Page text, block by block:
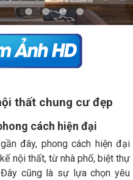
thất chung cư đẹp
cách hiện đại
đây, phong cách hiện đại
nội thất, từ nhà phố, biệt thự
cũng là sự lựa chọn yêu